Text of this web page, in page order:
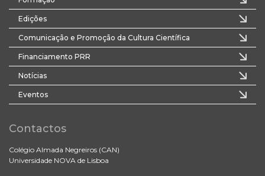
Edições
Comunicação e Promoção da Cultura Científica
Financiamento PRR
Notícias
Eventos
Contactos
Colégio Almada Negreiros (CAN)
Universidade NOVA de Lisboa